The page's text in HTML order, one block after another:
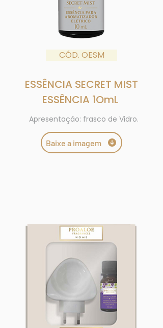
CÓD. OESM
ESSÊNCIA SECRET MIST
ESSÊNCIA 1OmL
Apresentação: frasco de Vidro.
Baixe a imagem